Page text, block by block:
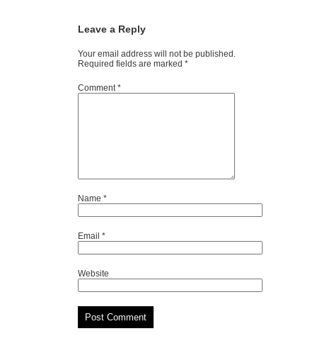
Leave a Reply
Your email address will not be published.
Required fields are marked *
Comment*
Name *
Email *
Website